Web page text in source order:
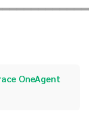
OneAgent